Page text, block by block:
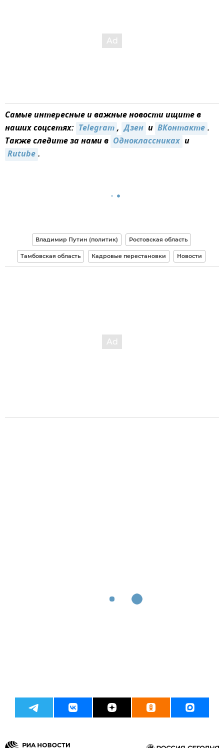
Самые интересные и важные новости ищите в
наших соцсетях: Telegram, Дзен и ВКонтакте.
Также следите за нами в Одноклассниках и
Rutube.
Владимир Путин (политик) Ростовская область
Тамбовская область Кадровые перестановки Новости